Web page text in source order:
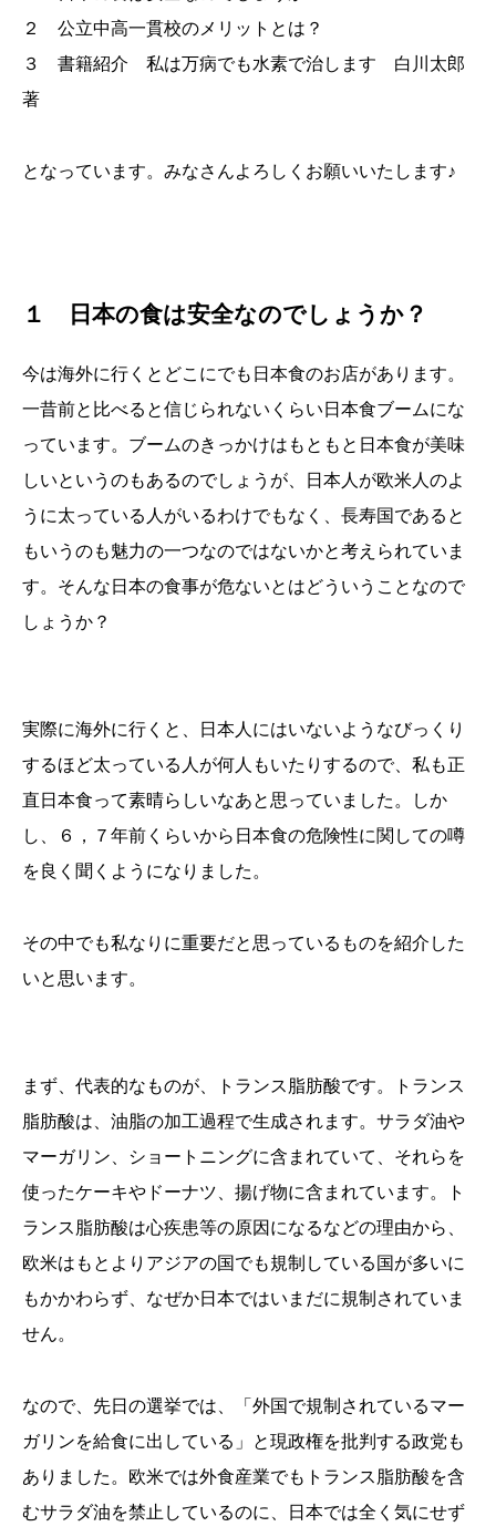
２ 公立中高一貫校のメリットとは？
３ 書籍紹介 私は万病でも水素で治します 白川太郎
著
となっています。みなさんよろしくお願いいたします♪
１ 日本の食は安全なのでしょうか？
今は海外に行くとどこにでも日本食のお店があります。
一昔前と比べると信じられないくらい日本食ブームにな
っています。ブームのきっかけはもともと日本食が美味
しいというのもあるのでしょうが、日本人が欧米人のよ
うに太っている人がいるわけでもなく、長寿国であると
もいうのも魅力の一つなのではないかと考えられていま
す。そんな日本の食事が危ないとはどういうことなので
しょうか？
実際に海外に行くと、日本人にはいないようなびっくり
するほど太っている人が何人もいたりするので、私も正
直日本食って素晴らしいなあと思っていました。しか
し、６，７年前くらいから日本食の危険性に関しての噂
を良く聞くようになりました。
その中でも私なりに重要だと思っているものを紹介した
いと思います。
まず、代表的なものが、トランス脂肪酸です。トランス
脂肪酸は、油脂の加工過程で生成されます。サラダ油や
マーガリン、ショートニングに含まれていて、それらを
使ったケーキやドーナツ、揚げ物に含まれています。ト
ランス脂肪酸は心疾患等の原因になるなどの理由から、
欧米はもとよりアジアの国でも規制している国が多いに
もかかわらず、なぜか日本ではいまだに規制されていま
せん。
なので、先日の選挙では、「外国で規制されているマー
ガリンを給食に出している」と現政権を批判する政党も
ありました。欧米では外食産業でもトランス脂肪酸を含
むサラダ油を禁止しているのに、日本では全く気にせず